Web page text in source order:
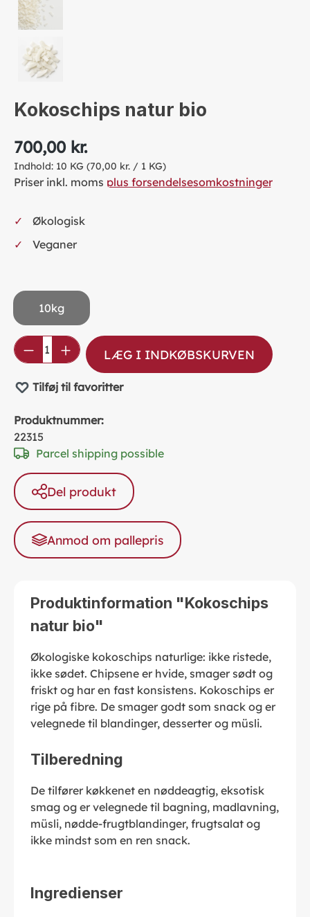
Kokoschips natur bio
700,00 kr.
Indhold: 10 KG (70,00 kr. / 1 KG)
Priser inkl. moms plus forsendelsesomkostninger
Økologisk
Veganer
10kg
Product Quantity: Enter the desired
LÆG I INDKØBSKURVEN
Tilføj til favoritter
Produktnummer:
22315
Parcel shipping possible
Del produkt
Anmod om pallepris
Produktinformation "Kokoschips
natur bio"
Økologiske kokoschips naturlige: ikke ristede,
ikke sødet. Chipsene er hvide, smager sødt og
friskt og har en fast konsistens. Kokoschips er
rige på fibre. De smager godt som snack og er
velegnede til blandinger, desserter og müsli.
Tilberedning
De tilfører køkkenet en nøddeagtig, eksotisk
smag og er velegnede til bagning, madlavning,
müsli, nødde-frugtblandinger, frugtsalat og
ikke mindst som en ren snack.
Ingredienser